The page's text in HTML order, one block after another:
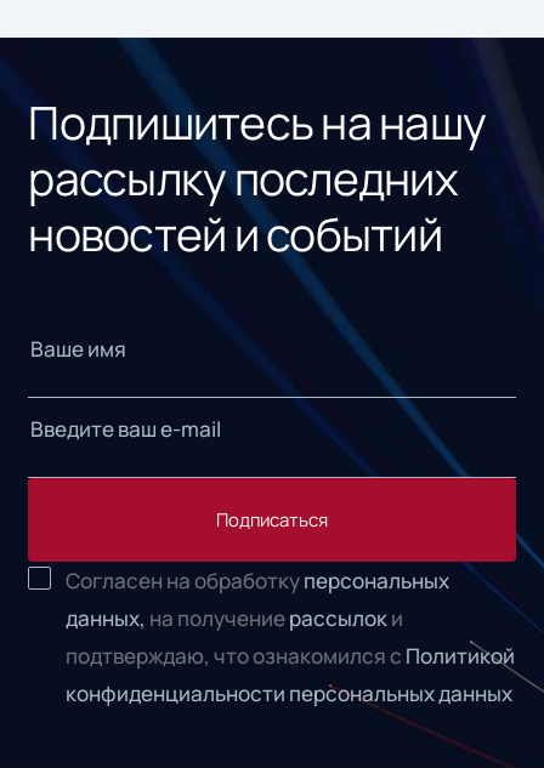
Подпишитесь на нашу
рассылку последних
новостей и событий
Подписаться
Согласен на обработкуперсональных
данных, на получениерассылоки
подтверждаю, что ознакомился с Политикой
конфиденциальности персональных данных